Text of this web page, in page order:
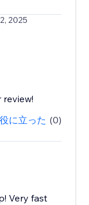
2025
役に立った (0)
Very fast